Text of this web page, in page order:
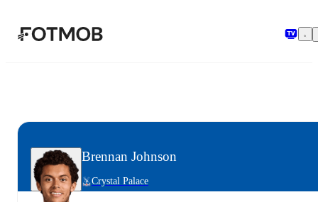
Brennan Johnson
Crystal Palace